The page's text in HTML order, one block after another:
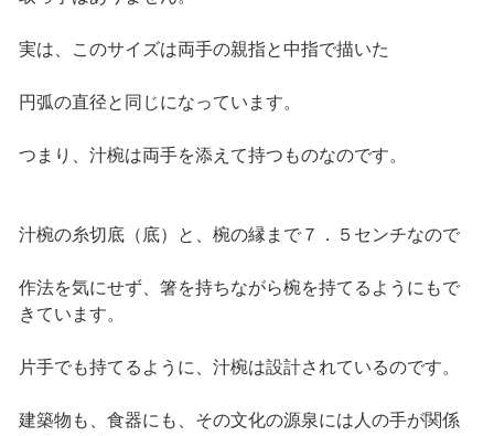
実は、このサイズは両手の親指と中指で描いた
円弧の直径と同じになっています。
つまり、汁椀は両手を添えて持つものなのです。
汁椀の糸切底（底）と、椀の縁まで７．５センチなので
作法を気にせず、箸を持ちながら椀を持てるようにもで
きています。
片手でも持てるように、汁椀は設計されているのです。
建築物も、食器にも、その文化の源泉には人の手が関係